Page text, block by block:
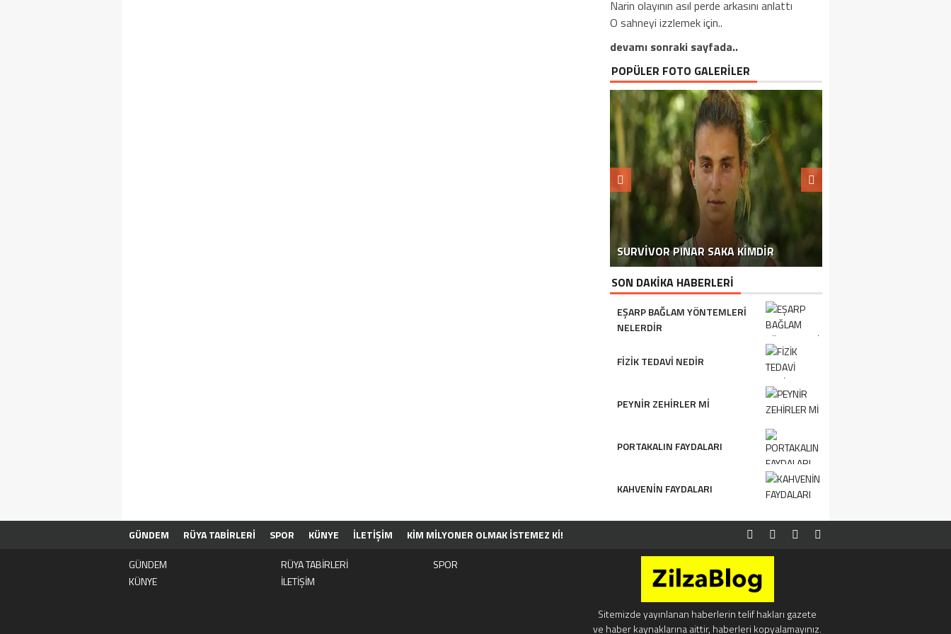
Narin olayının asıl perde arkasını anlattı
O sahneyi izzlemek için..
devamı sonraki sayfada..
POPÜLER FOTO GALERİLER
SURVIVOR PINAR SAKA KIMDIR
SON DAKİKA HABERLERİ
EŞARP BAĞLAM YÖNTEMLERI
NELERDIR
FIZIK TEDAVI NEDIR
PEYNIR ZEHIRLER MI
PORTAKALIN FAYDALARI
KAHVENIN FAYDALARI
GÜNDEM RÜYA TABİRLERİ SPOR KÜNYE İLETİŞİM
KIM MILYONER OLMAK İSTEMEZ KI!
GÜNDEM
RÜYA TABİRLERİ
SPOR
KÜNYE
İLETİŞİM
Sitemizde yayınlanan haberlerin telif hakları gazete
ve haber kaynaklarına aittir, haberleri kopyalamayınız.